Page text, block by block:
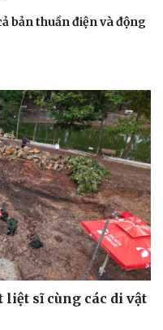
chuyện cho bé
giống tâm hồn
bản thuần điện và động
liệt sĩ cùng các di vật